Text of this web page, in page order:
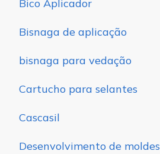
Bico Aplicador
Bisnaga de aplicação
bisnaga para vedação
Cartucho para selantes
Cascasil
Desenvolvimento de moldes